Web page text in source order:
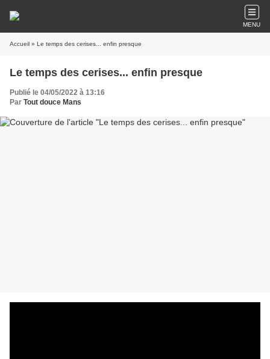
MENU
Accueil » Le temps des cerises... enfin presque
Le temps des cerises... enfin presque
Publié le 04/05/2022 à 13:16
Par Tout douce Mans